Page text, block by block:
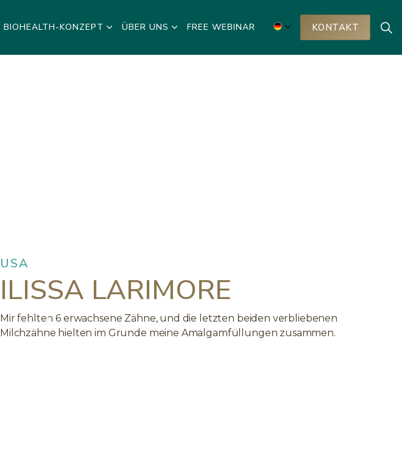
BIOHEALTH-KONZEPT ÜBER UNS FREE WEBINAR KONTAKT
USA
ILISSA LARIMORE
Mir fehlten 6 erwachsene Zähne, und die letzten beiden verbliebenen
Milchzähne hielten im Grunde meine Amalgamfüllungen zusammen.